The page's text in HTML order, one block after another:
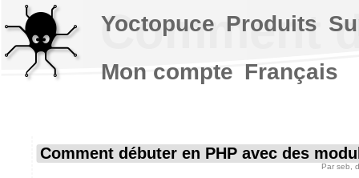
Comment
Comment débuter en PHP avec des
Par seb ,
Yoctopuce Produits
Mon compte Français